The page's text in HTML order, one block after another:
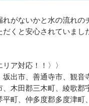
れがないかと水の流れの
くと安心されていまし
リア対応！！〉〉
坂出市、善通寺市、観音
、木田郡三木町、綾歌郡
平町、仲多度郡多度津町